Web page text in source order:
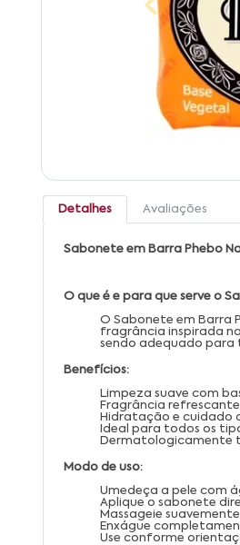
Detalhes Avaliações
Sabonete em Barra Phebo
O que é e para que serve o
O Sabonete em Barra
fragrância inspirada
sendo adequado para
Benefícios:
Limpeza suave com
Fragrância
Hidratação e cuidado
Ideal para todos os
Dermatologicamente
Modo de uso:
Umedeça a pele com
Aplique o sabonete
Massageie
Enxágue
Use conforme